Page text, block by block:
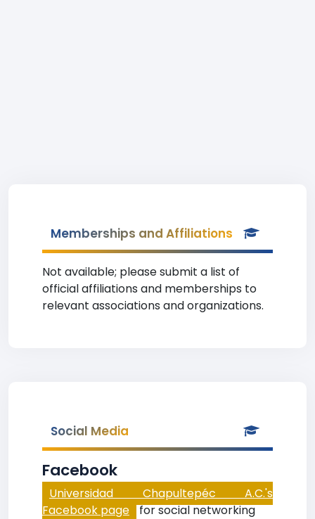
Memberships and Affiliations
Not available; please submit a list of
official affiliations and memberships to
relevant associations and organizations.
Social Media
Facebook
Universidad Chapultepéc A.C.'s
Facebook page for social networking